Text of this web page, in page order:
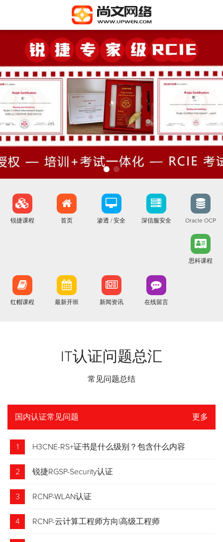
锐捷课程 首页 渗透 / 安全 深信服安全 Oracle OCP
思科课程
红帽课程 最新开班 新闻资讯 在线留言
IT认证问题总汇
常见问题总结
国内认证常见问题 更多
1 H3CNE-RS+证书是什么级别？包含什么内容
2 锐捷RGSP-Security认证
3 RCNP-WLAN认证
4 RCNP-云计算工程师方向|高级工程师